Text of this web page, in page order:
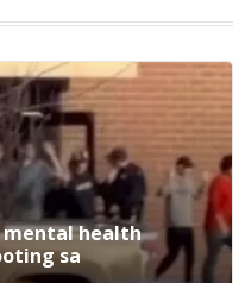
mental health
sa